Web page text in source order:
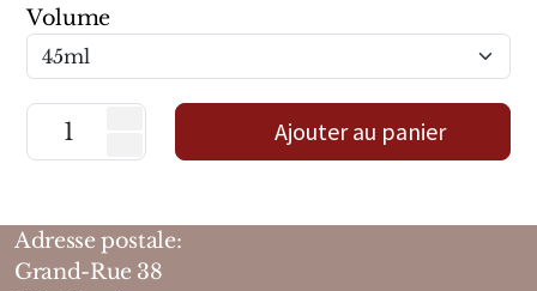
Volume
Ajouter au panier
Adresse postale:
Grand-Rue 38
Pour Lui
Diffuseurs